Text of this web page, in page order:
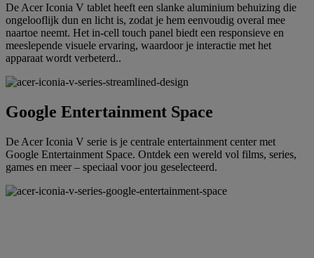
De Acer Iconia V tablet heeft een slanke aluminium behuizing die
ongelooflijk dun en licht is, zodat je hem eenvoudig overal mee
naartoe neemt. Het in-cell touch panel biedt een responsieve en
meeslepende visuele ervaring, waardoor je interactie met het
apparaat wordt verbeterd..
Google Entertainment Space
De Acer Iconia V serie is je centrale entertainment center met
Google Entertainment Space. Ontdek een wereld vol films, series,
games en meer – speciaal voor jou geselecteerd.